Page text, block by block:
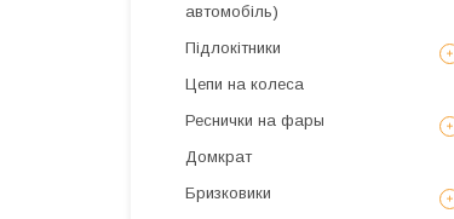
автомобіль)
Підлокітники
Цепи на колеса
Реснички на фары
Домкрат
Бризковики